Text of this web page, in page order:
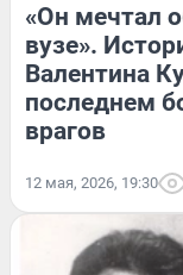
«Он мечтал
вузе».
Валентина
последнем
врагов
12 мая, 2026, 19:30